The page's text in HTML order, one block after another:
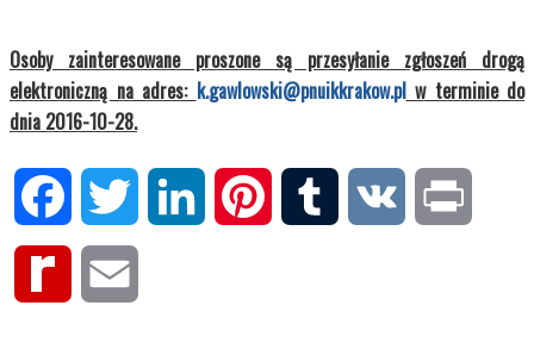
Osoby zainteresowane proszone są przesyłanie zgłoszeń drogą
elektroniczną na adres: k.gawlowski@pnuikkrakow.plw terminie do
dnia 2016-10-28.
Facebook Twitter LinkedIn Pinterest Tumblr VK
Rediff